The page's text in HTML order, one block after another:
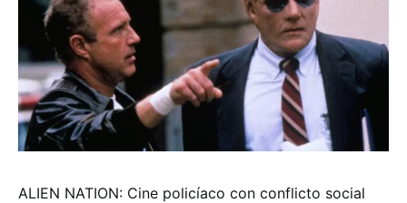
ALIEN NATION: Cine policíaco con conflicto social